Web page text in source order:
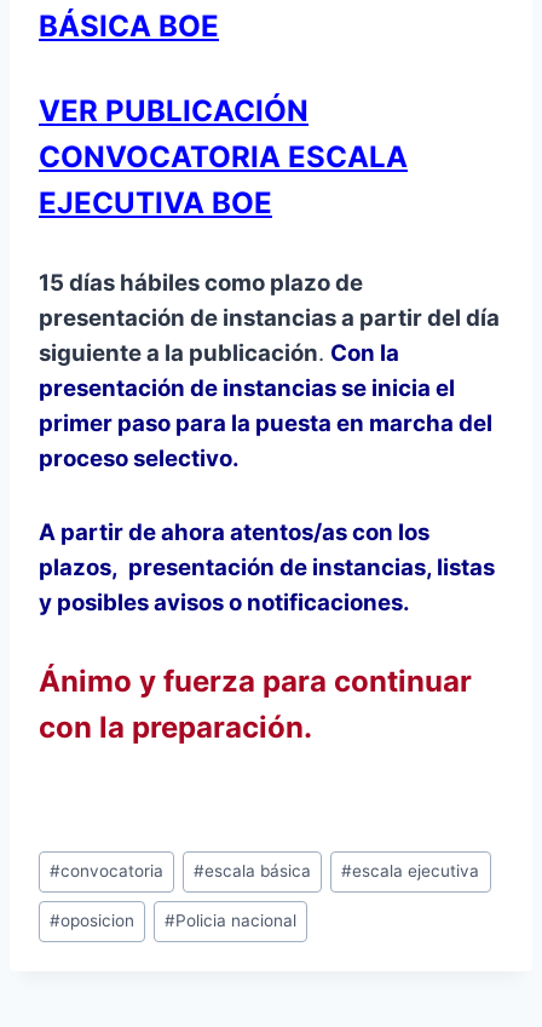
BÁSICA BOE
VER PUBLICACIÓN
CONVOCATORIA ESCALA
EJECUTIVA BOE
15 días hábiles como plazo de
presentación de instancias a partir del día
siguiente a la publicación. Con la
presentación de instancias se inicia el
primer paso para la puesta en marcha del
proceso selectivo.
A partir de ahora atentos/as con los
plazos, presentación de instancias, listas
y posibles avisos o notificaciones.
Ánimo y fuerza para continuar
con la preparación.
Etiquetas
de
la
#convocatoria #escala básica #escala ejecutiva
#oposicion #Policia nacional